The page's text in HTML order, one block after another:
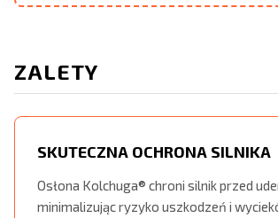
ZALETY
SKUTECZNA OCHRONA SILNIKA
Osłona Kolchuga® chroni silnik przed
minimalizując ryzyko uszkodzeń i